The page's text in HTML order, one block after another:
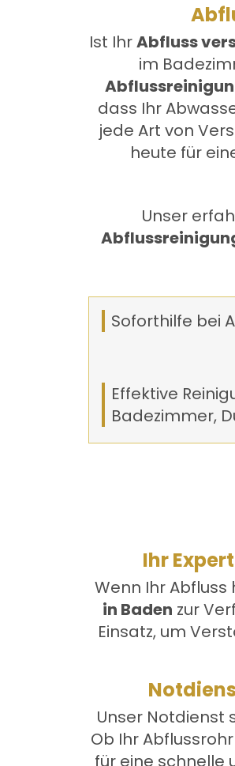
Ist IhrAbfluss
im
dass Ihr
jede Art von
heute für
Unser
Soforthilfe bei
Effektive
Badezimmer,
Ihr
Wenn Ihr
in Baden zur
Einsatz, um
Unser Notdienst
Ob Ihr
für eine schnelle